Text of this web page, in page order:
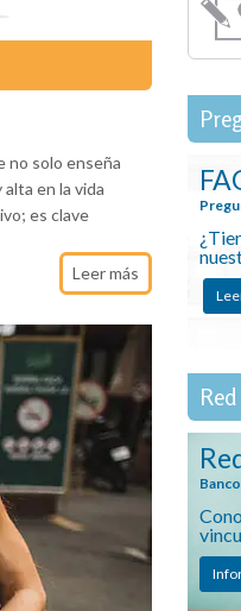
no solo enseña
en la vida
es clave
Leer más